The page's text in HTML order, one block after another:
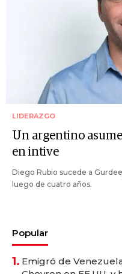
LIDERAZGO
Un argentino
en intive
Diego Rubio sucede a
luego de cuatro años.
Popular
1. Emigró de